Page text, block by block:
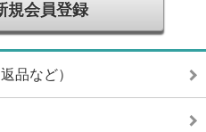
規会員登録
品など）